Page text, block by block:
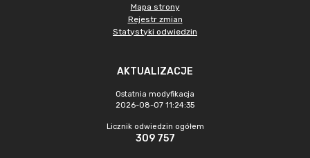
Mapa strony
Rejestr zmian
Statystyki odwiedzin
AKTUALIZACJE
Ostatnia modyfikacja
2026-08-07 11:24:35
Licznik odwiedzin ogółem
309 757